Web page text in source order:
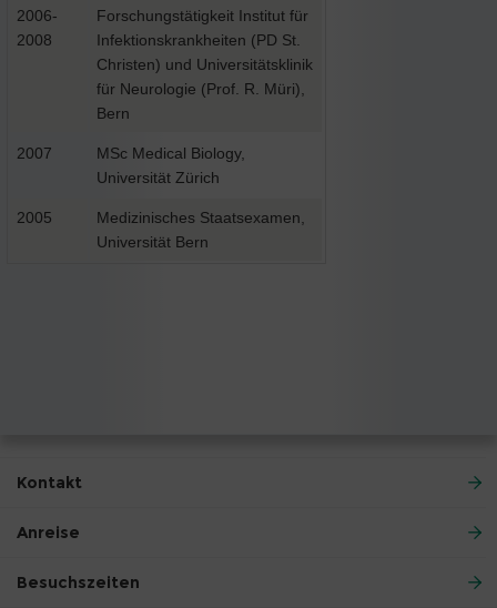
2006-
2008
Forschungstätigkeit Institut für
Infektionskrankheiten (PD St.
Christen) und Universitätsklinik
für Neurologie (Prof. R. Müri),
Bern
2007
MSc Medical Biology,
Universität Zürich
2005
Medizinisches Staatsexamen,
Universität Bern
Kontakt
Anreise
Besuchszeiten